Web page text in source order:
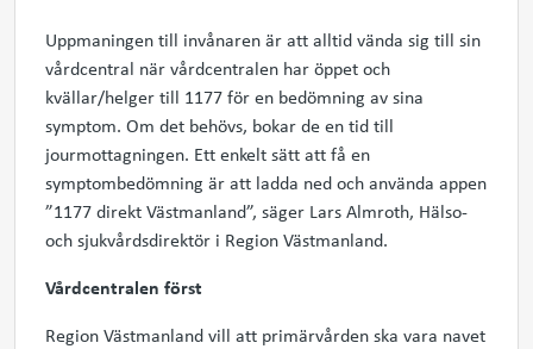
Uppmaningen till invånaren är att alltid vända sig till sin
vårdcentral när vårdcentralen har öppet och
kvällar/helger till 1177 för en bedömning av sina
symptom. Om det behövs, bokar de en tid till
jourmottagningen. Ett enkelt sätt att få en
symptombedömning är att ladda ned och använda appen
”1177 direkt Västmanland”, säger Lars Almroth, Hälso-
och sjukvårdsdirektör i Region Västmanland.
Vårdcentralen först
Region Västmanland vill att primärvården ska vara navet